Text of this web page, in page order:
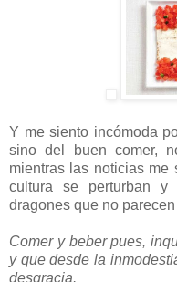
Y me siento incómoda
sino del buen comer,
mientras las noticias me
cultura se perturban y
dragones que no
Comer y beber pues,
y que desde la
desgracia.